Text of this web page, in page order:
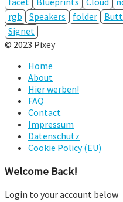
rgb
Speakers folder
Signet
© 2023 Pixey
Home
About
Hier werben!
FAQ
Contact
Impressum
Datenschutz
Cookie Policy (EU)
Welcome Back!
Login to your account below